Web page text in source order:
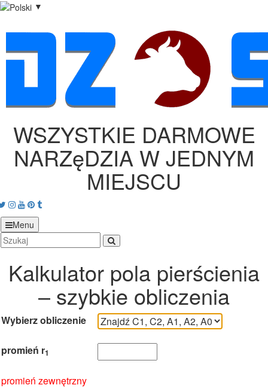
▼
WSZYSTKIE DARMOWE
NARZęDZIA W JEDNYM
MIEJSCU
Twitter
Instagram
Youtube
Pinterest
tumblr
Menu
Kalkulator pola pierścienia
– szybkie obliczenia
Wybierz obliczenie
promień r1
promień zewnętrzny